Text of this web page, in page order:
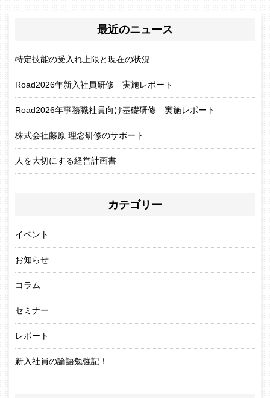
最近のニュース
特定技能の受入れ上限と現在の状況
Road2026年新入社員研修 実施レポート
Road2026年事務職社員向け基礎研修 実施レポート
株式会社藤原 理念研修のサポート
人を大切にする経営計画書
カテゴリー
イベント
お知らせ
コラム
セミナー
レポート
新入社員の論語勉強記！